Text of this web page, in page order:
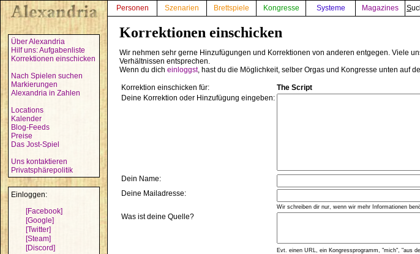
Über Alexandria
Hilf uns: Aufgabenliste
Korrektionen einschicken
Nach Spielen suchen
Markierungen
Alexandria in Zahlen
Locations
Kalender
Blog-Feeds
Preise
Das Jost-Spiel
Uns kontaktieren
Privatsphärepolitik
Einloggen:
[Facebook]
[Google]
[Twitter]
[Steam]
[Discord]
Personen Szenarien Brettspiele Kongresse Systeme Magazines
Korrektionen einschicken
Wir nehmen sehr gerne Hinzufügungen und Korrektionen von anderen entgegen. Viele
Verhältnissen entsprechen.
Wenn du dich einloggst, hast du die Möglichkeit, selber Orgas und Kongresse unten auf
Korrektion einschicken für:
The Script
Deine Korrektion oder Hinzufügung eingeben:
Dein Name:
Deine Mailadresse:
Wir schreiben dir nur, wenn wir mehr Informationen
Was ist deine Quelle?
Evt. einen URL, ein Kongressprogramm, "mich", "aus